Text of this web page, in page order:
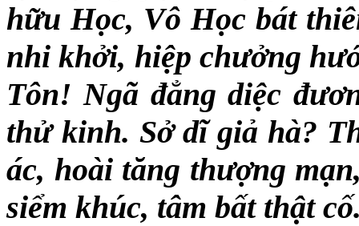
hữuHọc, VôHọc bát
nhi khởi, hiệp chưởng
Tôn! Ngã đẳng diệc
thử kinh. Sở dĩ giả hà?
ác, hoài tăng thượng
siểm khúc, tâm bất thật